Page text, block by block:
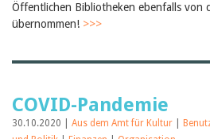
Öffentlichen Bibliotheken ebenfalls von
übernommen! >>>
COVID-Pandemie
30.10.2020 | Aus dem Amt für Kultur